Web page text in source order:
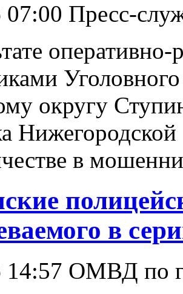
07:00 Пресс-
округу
Нижегородской
в
в
14:57 ОМВД по